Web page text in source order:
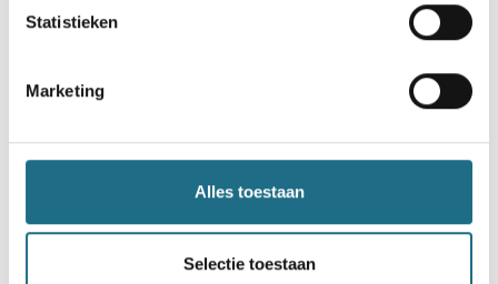
Statistieken
Marketing
Alles toestaan
Selectie toestaan
30 km
Oeselgem (Dentergem), West-Vlaanderen